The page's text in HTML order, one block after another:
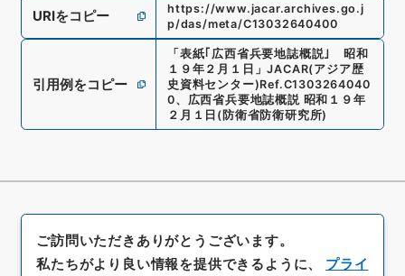
URIをコピー
https://www.jacar.archives.go.j
p/das/meta/C13032640400
引用例をコピー
「 表紙｢広西省兵要地誌概説｣ 昭和
１９年２月１日 」JACAR(アジア歴
史資料センター)Ref.C1303264040
0、 広西省兵要地誌概説 昭和１９年
２月１日 ( 防衛省防衛研究所)
ご訪問いただきありがとうございます。
私たちがより良い情報を提供できるように、 プライ